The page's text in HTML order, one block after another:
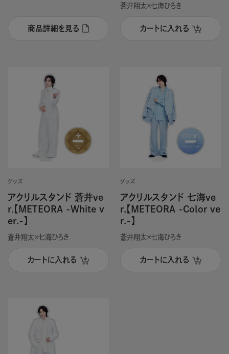
商品詳細を見る
蒼井翔太×七海ひろき
カートに入れる
グッズ
アクリルスタンド 蒼井ve
r.【METEORA -White v
er.-】
蒼井翔太×七海ひろき
カートに入れる
グッズ
アクリルスタンド 七海ve
r.【METEORA -Color ve
r.-】
蒼井翔太×七海ひろき
カートに入れる